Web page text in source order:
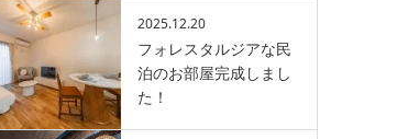
2025.12.20
フォレスタルジアな民
泊のお部屋完成しまし
た！